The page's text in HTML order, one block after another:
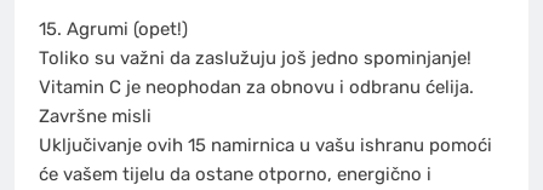
15. Agrumi (opet!)
Toliko su važni da zaslužuju još jedno spominjanje!
Vitamin C je neophodan za obnovu i odbranu ćelija.
Završne misli
Uključivanje ovih 15 namirnica u vašu ishranu pomoći
će vašem tijelu da ostane otporno, energično i